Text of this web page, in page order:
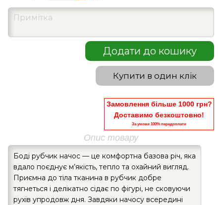
Додати до кошику
Купити в один клік
Замовлення більше 1000 грн?
Доставимо безкоштовно!
За умови 100% передоплати
Опис товару
Боді рубчик начос — це комфортна базова річ, яка
вдало поєднує м’якість, тепло та охайний вигляд.
Приємна до тіла тканина в рубчик добре
тягнеться і делікатно сідає по фігурі, не сковуючи
рухів упродовж дня. Завдяки начосу всередині